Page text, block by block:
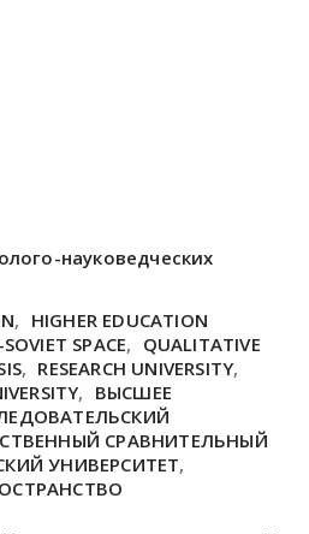
науковедческих
, HIGHER EDUCATION
SPACE, QUALITATIVE
, RESEARCH UNIVERSITY,
, ВЫСШЕЕ
СРАВНИТЕЛЬНЫЙ
УНИВЕРСИТЕТ,